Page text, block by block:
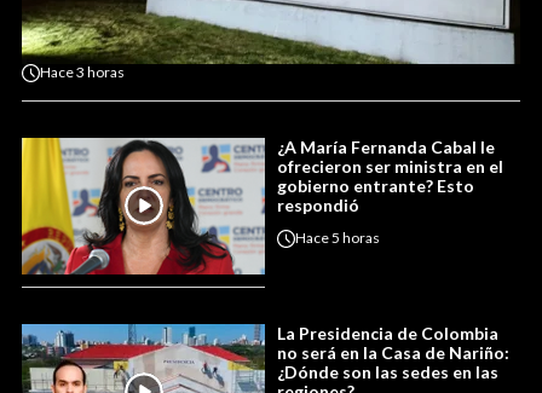
Hace3 horas
¿A María Fernanda Cabal le
ofrecieron ser ministra en el
gobierno entrante? Esto
respondió
Hace5 horas
La Presidencia de Colombia
no será en la Casa de Nariño:
¿Dónde son las sedes en las